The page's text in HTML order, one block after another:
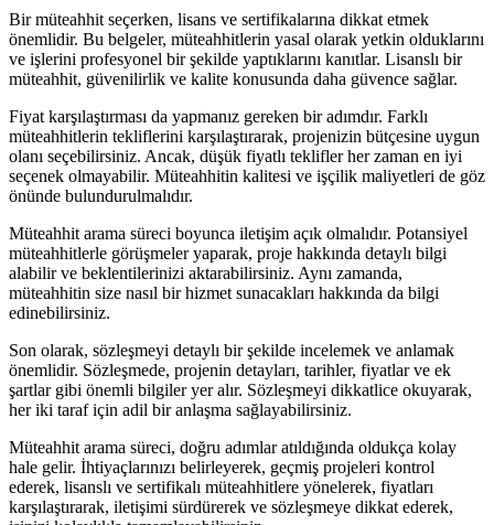
Bir müteahhit seçerken, lisans ve sertifikalarına dikkat etmek
önemlidir. Bu belgeler, müteahhitlerin yasal olarak yetkin olduklarını
ve işlerini profesyonel bir şekilde yaptıklarını kanıtlar. Lisanslı bir
müteahhit, güvenilirlik ve kalite konusunda daha güvence sağlar.
Fiyat karşılaştırması da yapmanız gereken bir adımdır. Farklı
müteahhitlerin tekliflerini karşılaştırarak, projenizin bütçesine uygun
olanı seçebilirsiniz. Ancak, düşük fiyatlı teklifler her zaman en iyi
seçenek olmayabilir. Müteahhitin kalitesi ve işçilik maliyetleri de göz
önünde bulundurulmalıdır.
Müteahhit arama süreci boyunca iletişim açık olmalıdır. Potansiyel
müteahhitlerle görüşmeler yaparak, proje hakkında detaylı bilgi
alabilir ve beklentilerinizi aktarabilirsiniz. Aynı zamanda,
müteahhitin size nasıl bir hizmet sunacakları hakkında da bilgi
edinebilirsiniz.
Son olarak, sözleşmeyi detaylı bir şekilde incelemek ve anlamak
önemlidir. Sözleşmede, projenin detayları, tarihler, fiyatlar ve ek
şartlar gibi önemli bilgiler yer alır. Sözleşmeyi dikkatlice okuyarak,
her iki taraf için adil bir anlaşma sağlayabilirsiniz.
Müteahhit arama süreci, doğru adımlar atıldığında oldukça kolay
hale gelir. İhtiyaçlarınızı belirleyerek, geçmiş projeleri kontrol
ederek, lisanslı ve sertifikalı müteahhitlere yönelerek, fiyatları
karşılaştırarak, iletişimi sürdürerek ve sözleşmeye dikkat ederek,